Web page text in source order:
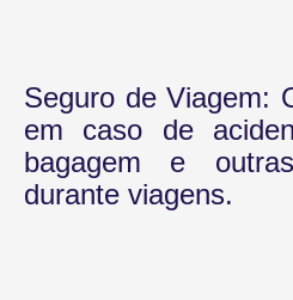
Seguro de Viagem:
em caso de
bagagem e
durante viagens.